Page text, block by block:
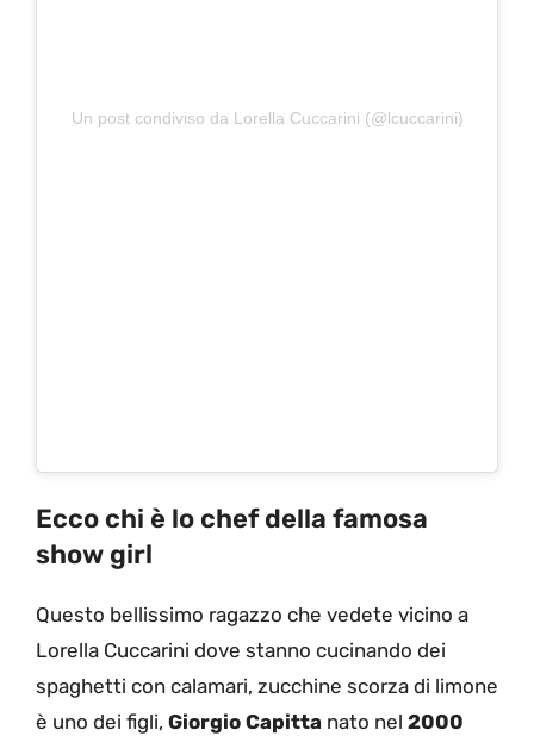
Un post condiviso da Lorella Cuccarini (@lcuccarini)
Ecco chi è lo chef della famosa
show girl
Questo bellissimo ragazzo che vedete vicino a
Lorella Cuccarini dove stanno cucinando dei
spaghetti con calamari, zucchine scorza di limone
è uno dei figli, Giorgio Capitta nato nel 2000